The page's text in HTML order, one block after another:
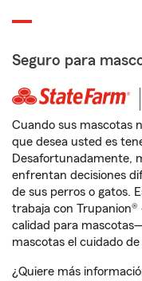
Seguro para
Cuando sus mascotas
que desea usted es
Desafortunadamente,
enfrentan decisiones
de sus perros o gatos.
trabaja con
calidad para
mascotas el cuidado
¿Quiere más